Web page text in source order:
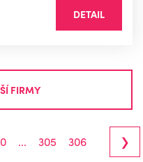
DETAIL
FIRMY
... 305 306 ›